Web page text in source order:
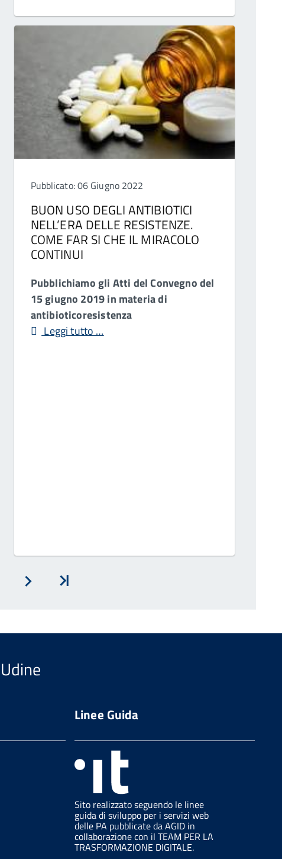
Pubblicato: 06 Giugno 2022
BUON USO DEGLI ANTIBIOTICI
NELL’ERA DELLE RESISTENZE.
COME FAR SI CHE IL MIRACOLO
CONTINUI
Pubblichiamo gli Atti del Convegno del
15 giugno 2019 in materia di
antibioticoresistenza
Leggi tutto …
Linee Guida
Sito realizzato seguendo le linee
guida di sviluppo per i servizi web
delle PA pubblicate da AGID in
collaborazione con il TEAM PER LA
TRASFORMAZIONE DIGITALE.